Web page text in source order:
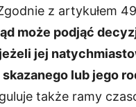
z artykułem
może podjąć
jej
skazanego lub jego
także ramy